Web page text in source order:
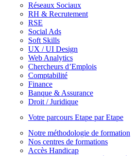
Réseaux Sociaux
RH & Recrutement
RSE
Social Ads
Soft Skills
UX / UI Design
Web Analytics
Chercheurs d’Emplois
Comptabilité
Finance
Banque & Assurance
Droit / Juridique
Votre parcours Etape par Etape
Notre méthodologie de formation
Nos centres de formations
Accès Handicap